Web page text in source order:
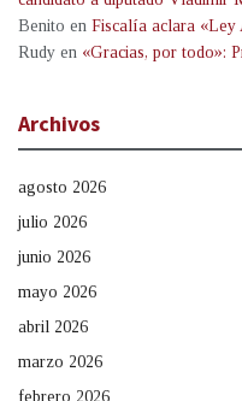
Benito en Fiscalía aclara «Ley
Rudy en «Gracias, por todo»:
Archivos
agosto 2026
julio 2026
junio 2026
mayo 2026
abril 2026
marzo 2026
febrero 2026